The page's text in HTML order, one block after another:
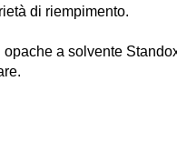
di riempimento.
a solvente